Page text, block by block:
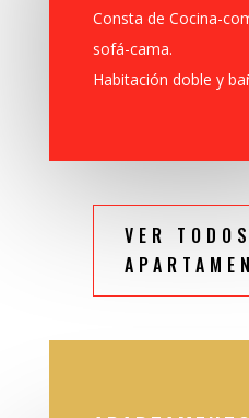
Consta de Cocina-
sofá-cama.
Habitación doble y
VER